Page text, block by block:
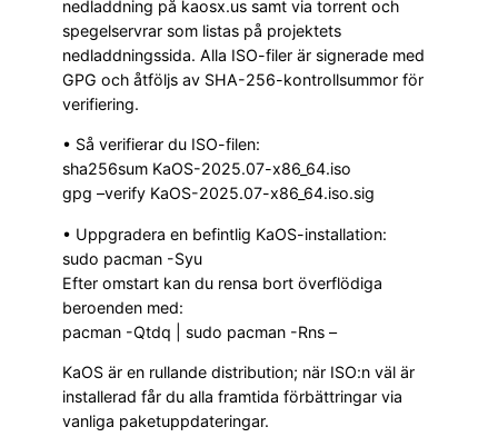
nedladdning på kaosx.us samt via torrent och
spegelservrar som listas på projektets
nedladdningssida. Alla ISO-filer är signerade med
GPG och åtföljs av SHA-256-kontrollsummor för
verifiering.
• Så verifierar du ISO-filen:
sha256sum KaOS-2025.07-x86_64.iso
gpg –verify KaOS-2025.07-x86_64.iso.sig
• Uppgradera en befintlig KaOS-installation:
sudo pacman -Syu
Efter omstart kan du rensa bort överflödiga
beroenden med:
pacman -Qtdq | sudo pacman -Rns –
KaOS är en rullande distribution; när ISO:n väl är
installerad får du alla framtida förbättringar via
vanliga paketuppdateringar.